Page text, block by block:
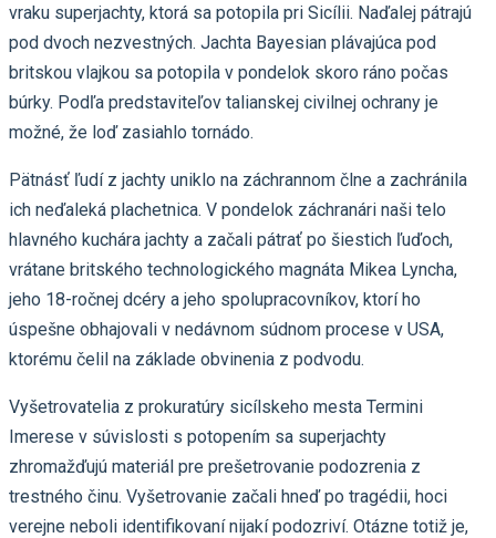
vraku superjachty, ktorá sa potopila pri Sicílii. Naďalej pátrajú
pod dvoch nezvestných. Jachta Bayesian plávajúca pod
britskou vlajkou sa potopila v pondelok skoro ráno počas
búrky. Podľa predstaviteľov talianskej civilnej ochrany je
možné, že loď zasiahlo tornádo.
Pätnásť ľudí z jachty uniklo na záchrannom člne a zachránila
ich neďaleká plachetnica. V pondelok záchranári naši telo
hlavného kuchára jachty a začali pátrať po šiestich ľuďoch,
vrátane britského technologického magnáta Mikea Lyncha,
jeho 18-ročnej dcéry a jeho spolupracovníkov, ktorí ho
úspešne obhajovali v nedávnom súdnom procese v USA,
ktorému čelil na základe obvinenia z podvodu.
Vyšetrovatelia z prokuratúry sicílskeho mesta Termini
Imerese v súvislosti s potopením sa superjachty
zhromažďujú materiál pre prešetrovanie podozrenia z
trestného činu. Vyšetrovanie začali hneď po tragédii, hoci
verejne neboli identifikovaní nijakí podozriví. Otázne totiž je,